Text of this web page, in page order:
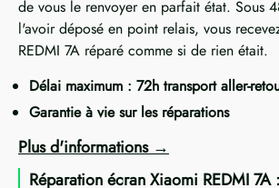
de vous le renvoyer en parfait état. Sous
l'avoir déposé en point relais, vous
REDMI 7A réparé comme si de rien était.
Délai maximum : 72h transport aller-
Garantie à vie sur les réparations
Plus d'informations
Réparation écran Xiaomi REDMI 7A :